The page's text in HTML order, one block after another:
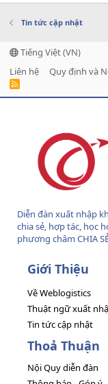
Tin tức cập nhật
Tiếng Việt (VN)
Liên hệ
Quy định và
R
Diễn đàn xuất nhập
chia sẻ, hợp tác, học
phương châm CHIA
Giới Thiệu
Về Weblogistics
Thuật ngữ xuất
Tin tức cập nhật
Thoả Thuận
Nội Quy diễn đàn